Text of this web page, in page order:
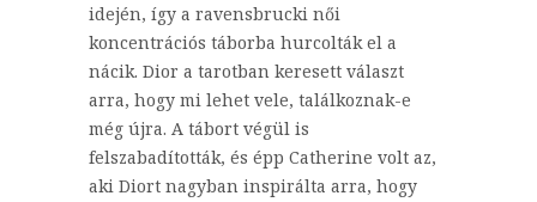
idején, így a ravensbrucki női
koncentrációs táborba hurcolták el a
nácik. Dior a tarotban keresett választ
arra, hogy mi lehet vele, találkoznak-e
még újra. A tábort végül is
felszabadították, és épp Catherine volt az,
aki Diort nagyban inspirálta arra, hogy